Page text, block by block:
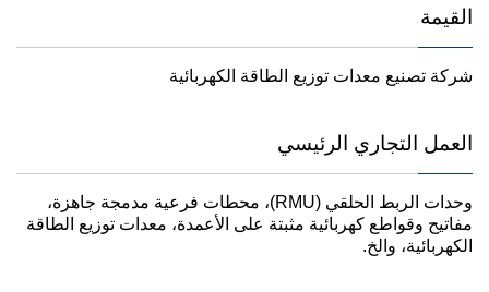
القيمة
شركة تصنيع معدات توزيع الطاقة الكهربائية
العمل التجاري الرئيسي
وحدات الربط الحلقي (RMU)، محطات فرعية مدمجة جاهزة،
مفاتيح وقواطع كهربائية مثبتة على الأعمدة، معدات توزيع الطاقة
الكهربائية، والخ.